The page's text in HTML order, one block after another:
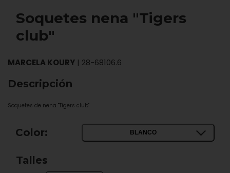
Soquetes nena "Tigers
club"
MARCELA KOURY | 28-68106.6
Descripción
Soquetes de nena "Tigers club"
Color: BLANCO
Talles